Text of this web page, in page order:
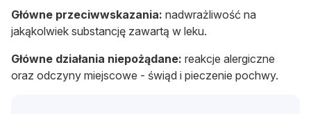
Główne przeciwwskazania: nadwrażliwość na
jakąkolwiek substancję zawartą w leku.
Główne działania niepożądane: reakcje alergiczne
oraz odczyny miejscowe - świąd i pieczenie pochwy.